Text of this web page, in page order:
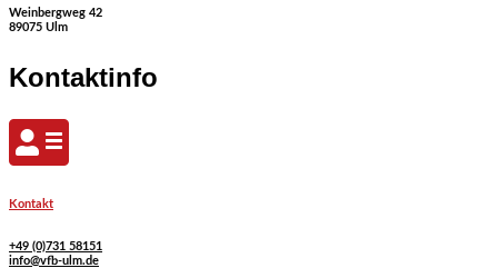
Weinbergweg 42
89075 Ulm
Kontaktinfo
Kontakt
+49 (0)731 58151
info@vfb-ulm.de